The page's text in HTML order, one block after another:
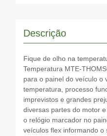
Descrição
Fique de olho na
Temperatura MTE-
para o painel do veículo o
temperatura, processo
imprevistos e grandes
diversas partes do motor
o relógio marcador no
veículos flex informando o